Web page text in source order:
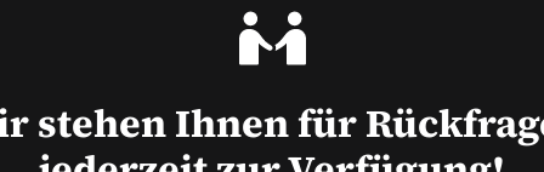
stehen Ihnen für